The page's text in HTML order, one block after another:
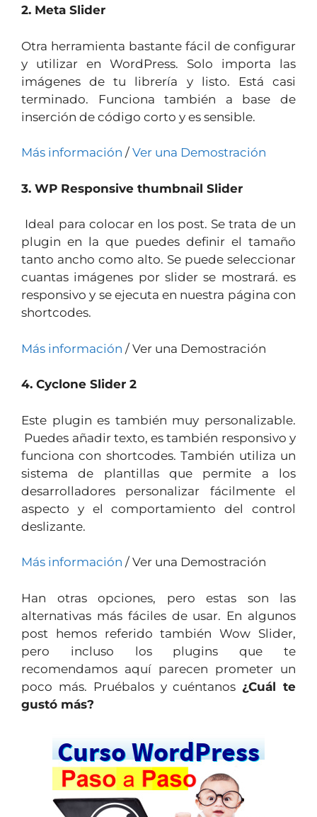
2. Meta Slider
Otra herramienta bastante fácil de configurar
y utilizar en WordPress. Solo importa las
imágenes de tu librería y listo. Está casi
terminado. Funciona también a base de
inserción de código corto y es sensible.
Más información / Ver una Demostración
3. WP Responsive thumbnail Slider
Ideal para colocar en los post. Se trata de un
plugin en la que puedes definir el tamaño
tanto ancho como alto. Se puede seleccionar
cuantas imágenes por slider se mostrará. es
responsivo y se ejecuta en nuestra página con
shortcodes.
Más información / Ver una Demostración
4. Cyclone Slider 2
Este plugin es también muy personalizable.
Puedes añadir texto, es también responsivo y
funciona con shortcodes. También utiliza un
sistema de plantillas que permite a los
desarrolladores personalizar fácilmente el
aspecto y el comportamiento del control
deslizante.
Más información / Ver una Demostración
Han otras opciones, pero estas son las
alternativas más fáciles de usar. En algunos
post hemos referido también Wow Slider,
pero incluso los plugins que te
recomendamos aquí parecen prometer un
poco más. Pruébalos y cuéntanos ¿Cuál te
gustó más?